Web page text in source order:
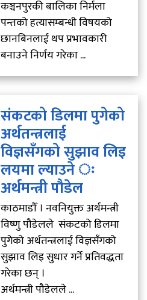
कञ्चनपुरकी बालिका निर्मला
पन्तको हत्यासम्बन्धी विषयको
छानबिनलाई थप प्रभावकारी
बनाउने निर्णय गरेका ...
संकटको डिलमा पुगेको
अर्थतन्त्रलाई
विज्ञसँगको सुझाव लिइ
लयमा ल्याउने ः
अर्थमन्त्री पौडेल
काठमाडौँ । नवनियुक्त अर्थमन्त्री
विष्णु पौडेलले संकटको डिलमा
पुगेको अर्थतन्त्रलाई विज्ञसँगको
सुझाव लिइ सुधार गर्ने प्रतिवद्धता
गरेका छन् ।
अर्थमन्त्री पौडेलले ...